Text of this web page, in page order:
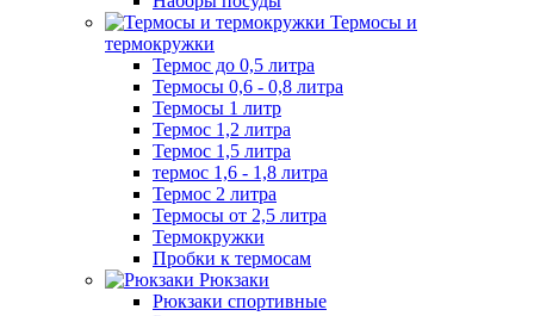
Термосы и
термокружки
Термос до 0,5 литра
Термосы 0,6 - 0,8 литра
Термосы 1 литр
Термос 1,2 литра
Термос 1,5 литра
термос 1,6 - 1,8 литра
Термос 2 литра
Термосы от 2,5 литра
Термокружки
Пробки к термосам
Рюкзаки
Рюкзаки спортивные